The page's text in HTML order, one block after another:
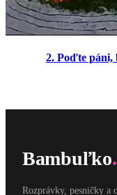
2. Poďte páni,
Bambuľko
Rozprávky, pesničky a